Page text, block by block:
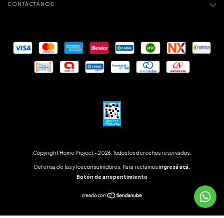
CONTACTÁNOS
Copyright Home Project - 2026. Todos los derechos reservados.
Defensa de las y los consumidores. Para reclamosingresá acá.
Botón de arrepentimiento